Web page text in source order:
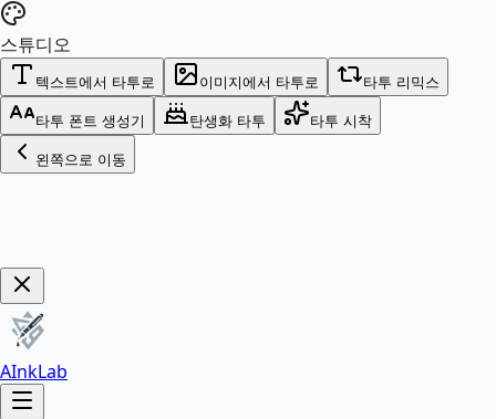
스튜디오
텍스트에서 타투로 이미지에서 타투로 타투 리믹스
타투 폰트 생성기 탄생화 타투 타투 시착
왼쪽으로 이동
지금 구매!
AInkLab